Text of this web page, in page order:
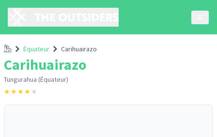
AccueilÉquateur Carihuairazo
Carihuairazo
Tungurahua (Équateur)
★★★★ ★